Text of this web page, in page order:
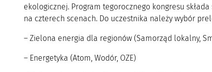
ekologicznej. Program tegorocznego kongresu
na czterech scenach. Do uczestnika należy wybór
– Zielona energia dla regionów (Samorząd lokalny,
– Energetyka (Atom, Wodór, OZE)